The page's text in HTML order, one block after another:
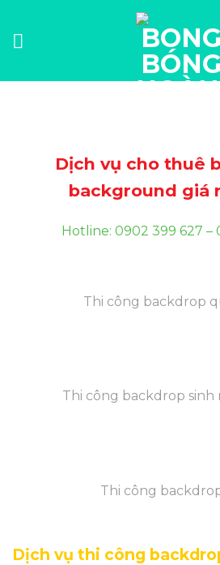
content
Dịch vụ cho thuê
background giá
Hotline: 0902 399 627 –
Thi công backdrop
Thi công backdrop sinh
Thi công
Dịch vụ thi công